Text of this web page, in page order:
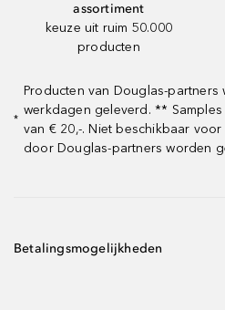
assortiment
keuze uit ruim 50.000
producten
*
Producten van Douglas-partners
werkdagen geleverd. **
van € 20,-. Niet beschikbaar
door Douglas-partners worden
Betalingsmogelijkheden